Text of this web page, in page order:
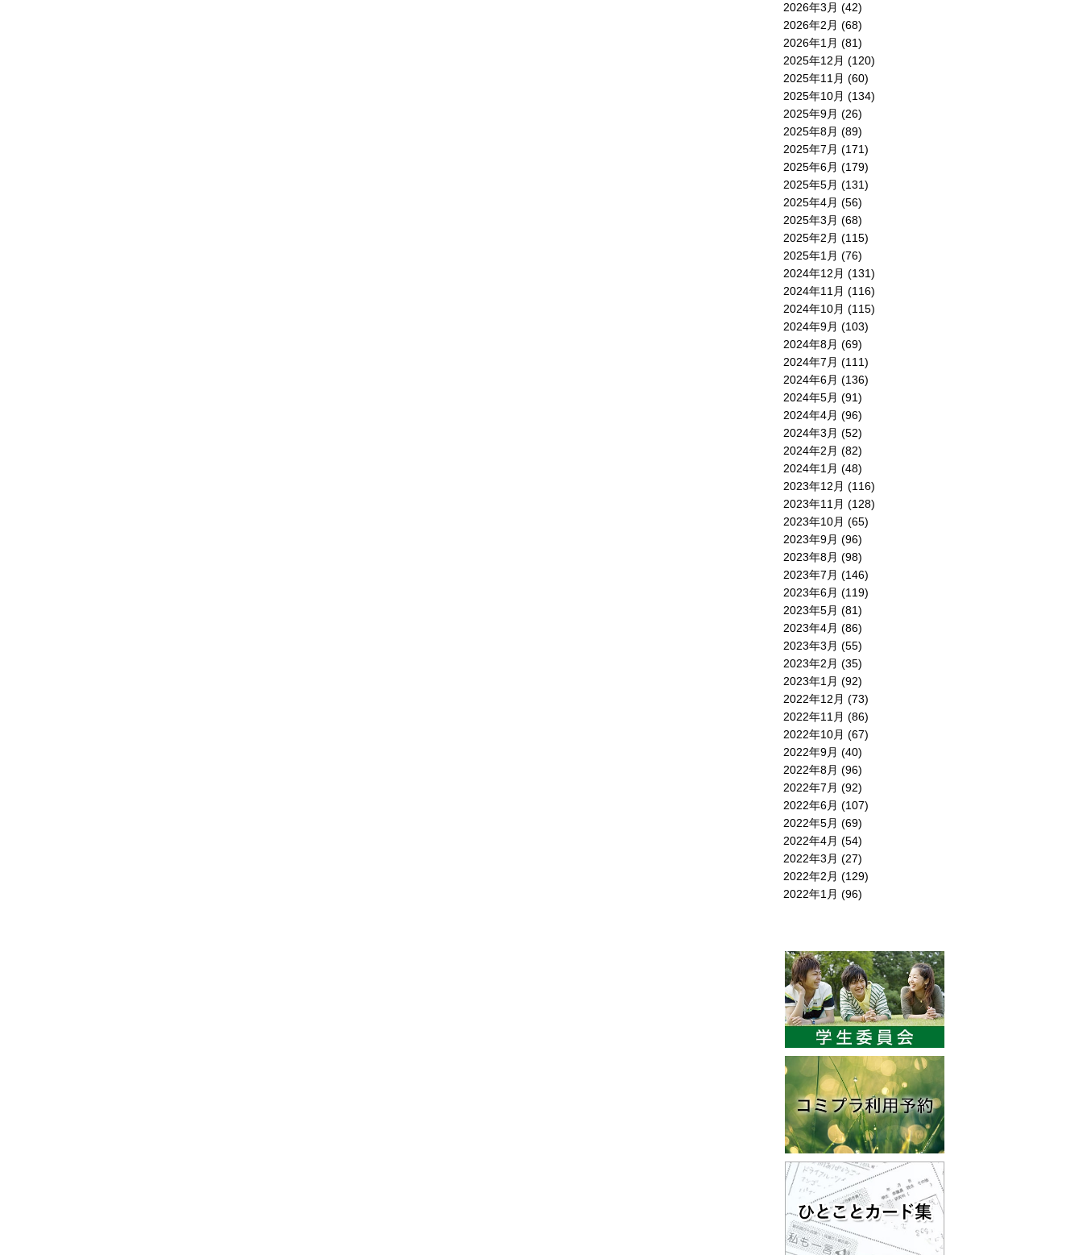
2026年3月 (42)
2026年2月 (68)
2026年1月 (81)
2025年12月 (120)
2025年11月 (60)
2025年10月 (134)
2025年9月 (26)
2025年8月 (89)
2025年7月 (171)
2025年6月 (179)
2025年5月 (131)
2025年4月 (56)
2025年3月 (68)
2025年2月 (115)
2025年1月 (76)
2024年12月 (131)
2024年11月 (116)
2024年10月 (115)
2024年9月 (103)
2024年8月 (69)
2024年7月 (111)
2024年6月 (136)
2024年5月 (91)
2024年4月 (96)
2024年3月 (52)
2024年2月 (82)
2024年1月 (48)
2023年12月 (116)
2023年11月 (128)
2023年10月 (65)
2023年9月 (96)
2023年8月 (98)
2023年7月 (146)
2023年6月 (119)
2023年5月 (81)
2023年4月 (86)
2023年3月 (55)
2023年2月 (35)
2023年1月 (92)
2022年12月 (73)
2022年11月 (86)
2022年10月 (67)
2022年9月 (40)
2022年8月 (96)
2022年7月 (92)
2022年6月 (107)
2022年5月 (69)
2022年4月 (54)
2022年3月 (27)
2022年2月 (129)
2022年1月 (96)